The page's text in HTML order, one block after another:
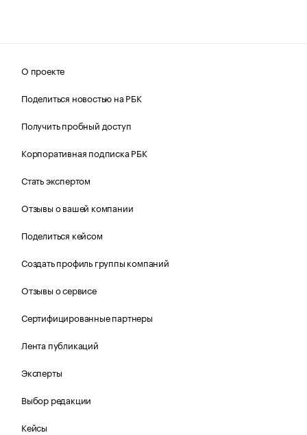
О проекте
Поделиться новостью на РБК
Получить пробный доступ
Корпоративная подписка РБК
Стать экспертом
Отзывы о вашей компании
Поделиться кейсом
Создать профиль группы компаний
Отзывы о сервисе
Сертифицированные партнеры
Лента публикаций
Эксперты
Выбор редакции
Кейсы